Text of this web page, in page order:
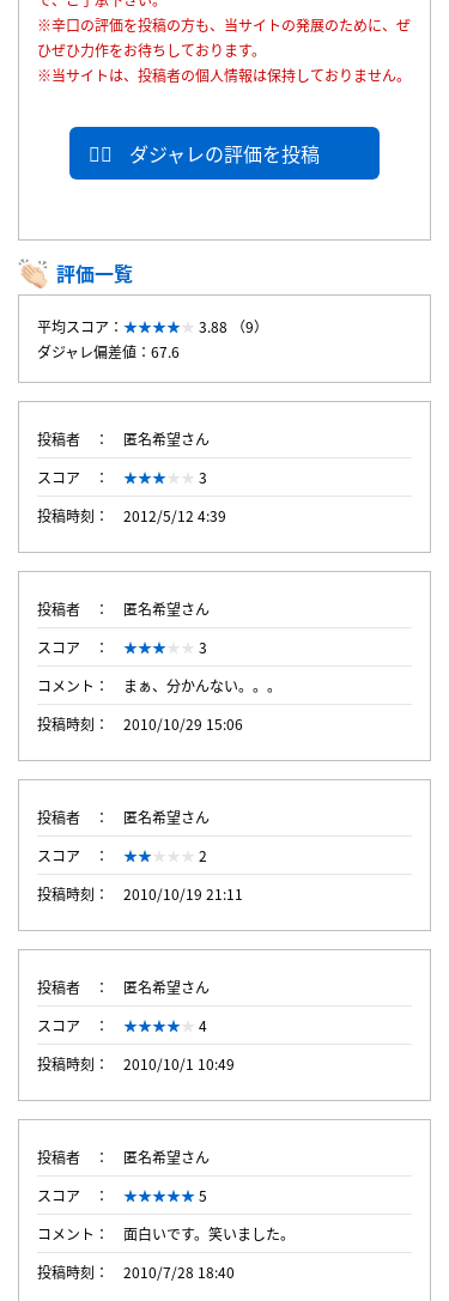
※辛口の評価を投稿の方も、当サイトの発展のために、ぜ
ひぜひ力作をお待ちしております。
※当サイトは、投稿者の個人情報は保持しておりません。
ダジャレの評価を投稿
評価一覧
平均スコア：
3.88 （9）
ダジャレ偏差値：67.6
投稿者
匿名希望さん
スコア
3
投稿時刻
2012/5/12 4:39
投稿者
匿名希望さん
スコア
3
コメント
まぁ、分かんない。。。
投稿時刻
2010/10/29 15:06
投稿者
匿名希望さん
スコア
2
投稿時刻
2010/10/19 21:11
投稿者
匿名希望さん
スコア
4
投稿時刻
2010/10/1 10:49
投稿者
匿名希望さん
スコア
5
コメント
面白いです。笑いました。
投稿時刻
2010/7/28 18:40